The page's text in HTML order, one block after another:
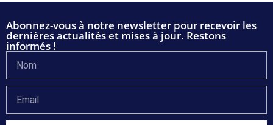
Abonnez-vous à notre newsletter pour recevoir les
dernières actualités et mises à jour. Restons
informés !